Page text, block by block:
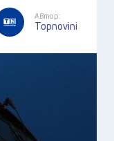
Автор:
Topnovini